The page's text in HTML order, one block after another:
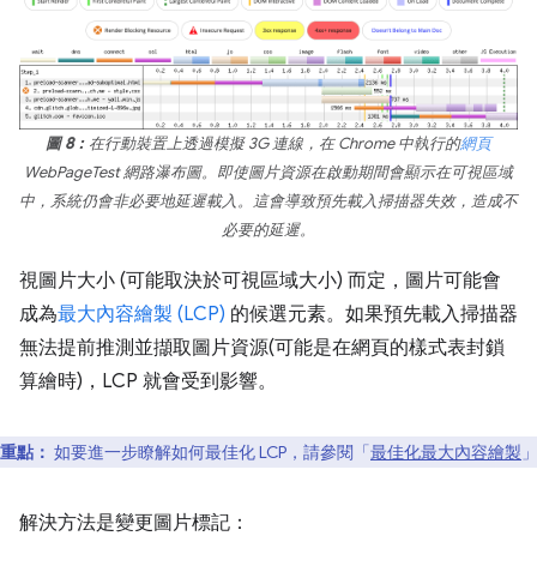
圖 8： 在行動裝置上透過模擬 3G 連線，在 Chrome 中執行的網頁
WebPageTest 網路瀑布圖。即使圖片資源在啟動期間會顯示在可視區域
中，系統仍會非必要地延遲載入。這會導致預先載入掃描器失效，造成不
必要的延遲。
視圖片大小 (可能取決於可視區域大小) 而定，圖片可能會
成為最大內容繪製 (LCP) 的候選元素。如果預先載入掃描器
無法提前推測並擷取圖片資源(可能是在網頁的樣式表封鎖
算繪時)，LCP 就會受到影響。
重點： 如要進一步瞭解如何最佳化 LCP，請參閱「最佳化最大內容繪製
解決方法是變更圖片標記：